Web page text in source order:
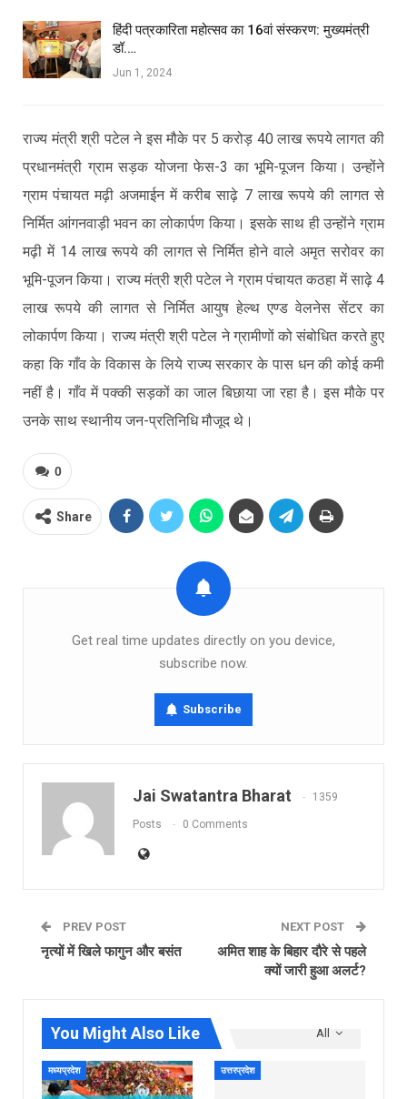
हिंदी पत्रकारिता महोत्सव का 16वां संस्करण: मुख्यमंत्री
डॉ.…
Jun 1, 2024
राज्य मंत्री श्री पटेल ने इस मौके पर 5 करोड़ 40 लाख रूपये लागत की
प्रधानमंत्री ग्राम सड़क योजना फेस-3 का भूमि-पूजन किया। उन्होंने
ग्राम पंचायत मढ़ी अजमाईन में करीब साढ़े 7 लाख रूपये की लागत से
निर्मित आंगनवाड़ी भवन का लोकार्पण किया। इसके साथ ही उन्होंने ग्राम
मढ़ी में 14 लाख रूपये की लागत से निर्मित होने वाले अमृत सरोवर का
भूमि-पूजन किया। राज्य मंत्री श्री पटेल ने ग्राम पंचायत कठहा में साढ़े 4
लाख रूपये की लागत से निर्मित आयुष हेल्थ एण्ड वेलनेस सेंटर का
लोकार्पण किया। राज्य मंत्री श्री पटेल ने ग्रामीणों को संबोधित करते हुए
कहा कि गाँव के विकास के लिये राज्य सरकार के पास धन की कोई कमी
नहीं है। गाँव में पक्की सड़कों का जाल बिछाया जा रहा है। इस मौके पर
उनके साथ स्थानीय जन-प्रतिनिधि मौजूद थे।
0
Share
Get real time updates directly on you device,
subscribe now.
Subscribe
Jai Swatantra Bharat 1359
Posts 0 Comments
PREV POST
नृत्यों में खिले फागुन और बसंत
NEXT POST
अमित शाह के बिहार दौरे से पहले
क्यों जारी हुआ अलर्ट?
All
You Might Also Like
मध्यप्रदेश उत्तरप्रदेश